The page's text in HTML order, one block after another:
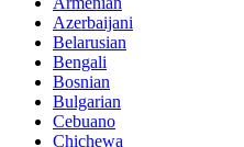
Azerbaijani
Belarusian
Bengali
Bosnian
Bulgarian
Cebuano
Chichewa